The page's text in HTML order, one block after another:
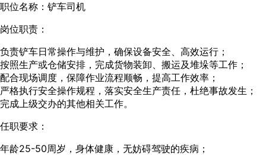
职位名称：铲车司机
岗位职责：
负责铲车日常操作与维护，确保设备安全、高效运行；
按照生产或仓储安排，完成货物装卸、搬运及堆垛等工作；
配合现场调度，保障作业流程顺畅，提高工作效率；
严格执行安全操作规程，落实安全生产责任，杜绝事故发生；
完成上级交办的其他相关工作。
任职要求：
年龄25-50周岁，身体健康，无妨碍驾驶的疾病；